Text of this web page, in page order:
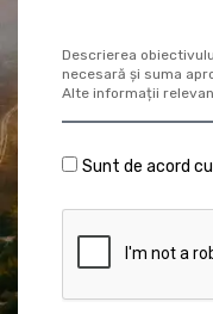
Sunt de acord cu